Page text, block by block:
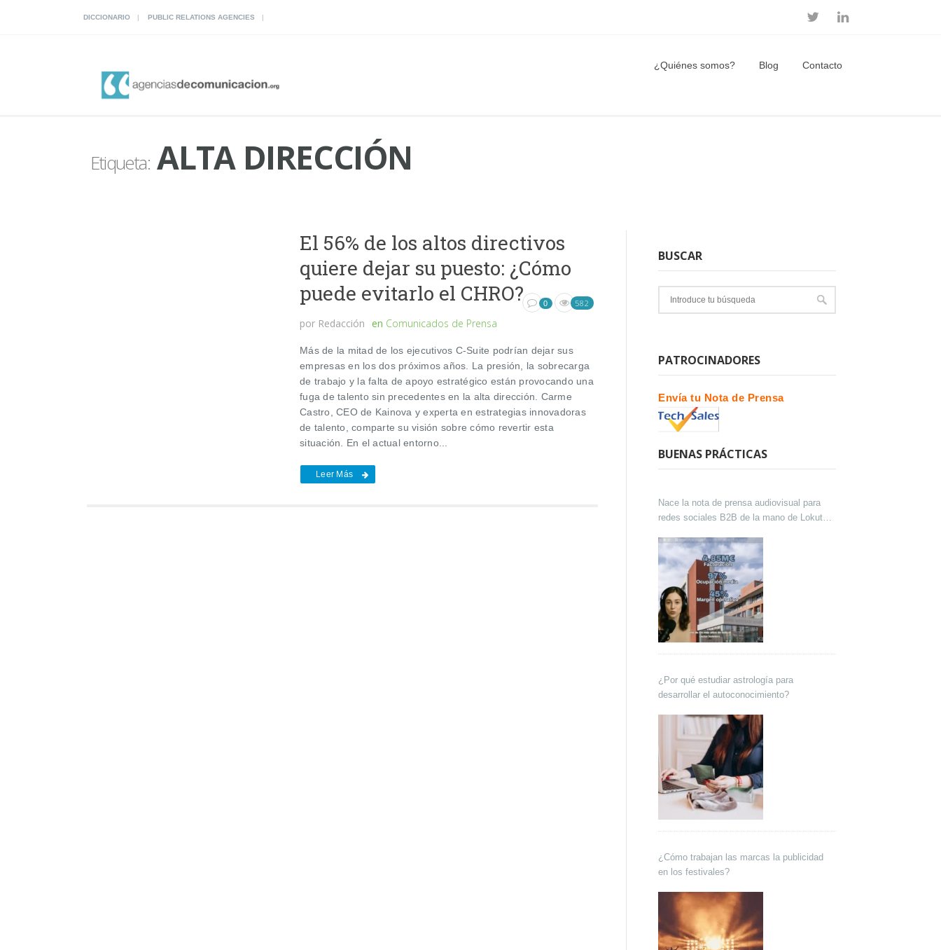
DICCIONARIO PUBLIC RELATIONS AGENCIES
¿Quiénes somos? Blog Contacto
Etiqueta:ALTA DIRECCIÓN
El 56% de los altos directivos
quiere dejar su puesto: ¿Cómo
puede evitarlo el CHRO?
por Redacción en Comunicados de Prensa
0 582
Más de la mitad de los ejecutivos C-Suite podrían dejar sus
empresas en los dos próximos años. La presión, la sobrecarga
de trabajo y la falta de apoyo estratégico están provocando una
fuga de talento sin precedentes en la alta dirección. Carme
Castro, CEO de Kainova y experta en estrategias innovadoras
de talento, comparte su visión sobre cómo revertir esta
situación. En el actual entorno...
Leer Más
BUSCAR
PATROCINADORES
Envía tu Nota de Prensa
BUENAS PRÁCTICAS
Nace la nota de prensa audiovisual para
redes sociales B2B de la mano de Lokutor
¿Por qué estudiar astrología para
desarrollar el autoconocimiento?
¿Cómo trabajan las marcas la publicidad
en los festivales?